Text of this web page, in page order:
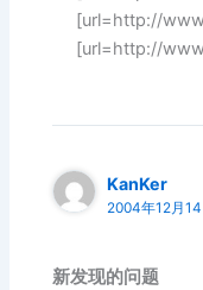
[url=http://
[url=http://
KanKer
2004年12月
新发现的问题